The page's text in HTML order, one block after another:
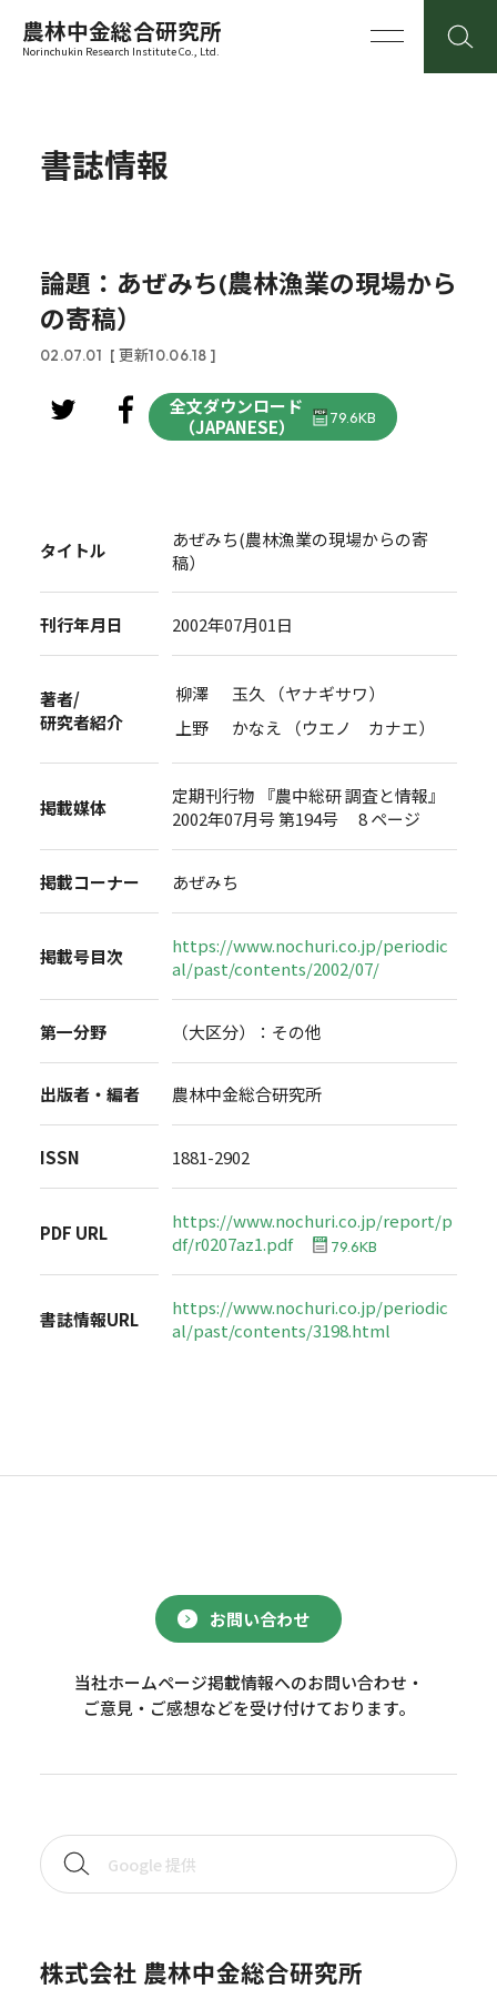
農林中金総合研究所
Norinchukin Research Institute Co., Ltd.
書誌情報
論題：あぜみち(農林漁業の現場から
の寄稿）
02.07.01 [ 更新10.06.18 ]
全文ダウンロード
（JAPANESE）
79.6KB
タイトル
あぜみち(農林漁業の現場からの寄
稿）
刊行年月日 2002年07月01日
著者/
研究者紹介
柳澤 玉久 （ヤナギサワ）
上野 かなえ （ウエノ カナエ）
掲載媒体
定期刊行物 『農中総研 調査と情報』
2002年07月号 第194号 8 ページ
掲載コーナー あぜみち
掲載号目次
https://www.nochuri.co.jp/periodic
al/past/contents/2002/07/
第一分野 （大区分）：その他
出版者・編者 農林中金総合研究所
ISSN 1881-2902
PDF URL
https://www.nochuri.co.jp/report/p
df/r0207az1.pdf
79.6KB
書誌情報URL
https://www.nochuri.co.jp/periodic
al/past/contents/3198.html
お問い合わせ
当社ホームページ掲載情報へのお問い合わせ・
ご意見・ご感想などを受け付けております。
株式会社 農林中金総合研究所